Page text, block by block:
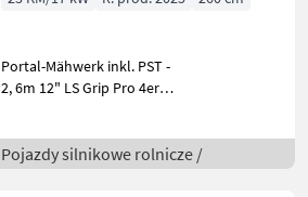
Portal-Mähwerk inkl. PST -
2, 6m 12" LS Grip Pro 4er
Kühlpaket G2-P
Beleuchtungsset vorne 2
Pojazdy silnikowe rolnicze /